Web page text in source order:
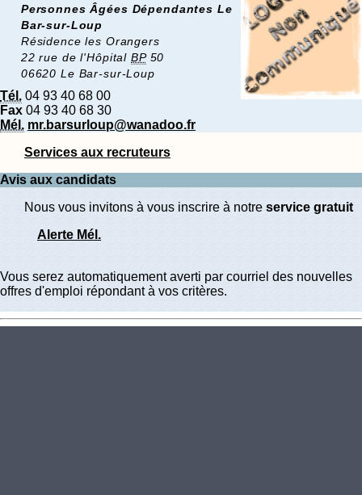
Personnes Âgées Dépendantes Le
Bar-sur-Loup
Résidence les Orangers
22 rue de l'Hôpital BP50
06620 Le Bar-sur-Loup
Tél. 04 93 40 68 00
Fax 04 93 40 68 30
Mél. mr.barsurloup@wanadoo.fr
Services aux recruteurs
Avis aux candidats
Nous vous invitons à vous inscrire à notre service gratuit
Alerte Mél.
Vous serez automatiquement averti par courriel des nouvelles
offres d'emploi répondant à vos critères.